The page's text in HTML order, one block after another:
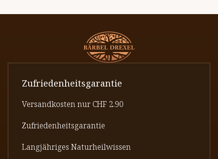
Zufriedenheitsgarantie
Versandkosten nur CHF 2.90
Zufriedenheitsgarantie
Langjähriges Naturheilwissen